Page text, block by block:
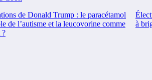
de Donald Trump : le paracétamol
de l’autisme et la leucovorine comme
?
à